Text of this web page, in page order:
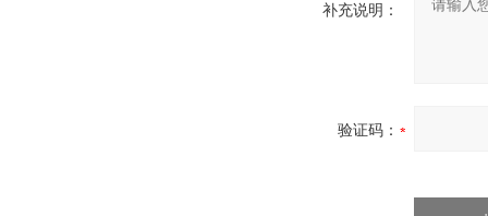
补充说明：
验证码：